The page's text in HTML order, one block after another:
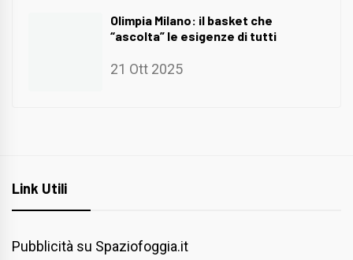
Olimpia Milano: il basket che
“ascolta” le esigenze di tutti
21 Ott 2025
Link Utili
Pubblicità su Spaziofoggia.it